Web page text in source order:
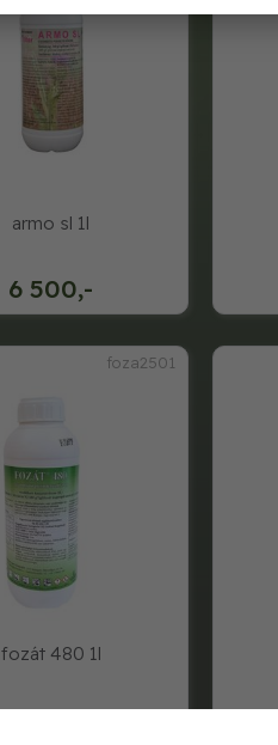
6 500,-
armo sl 1l
foza2501
7 820,-
fozát 480 1l